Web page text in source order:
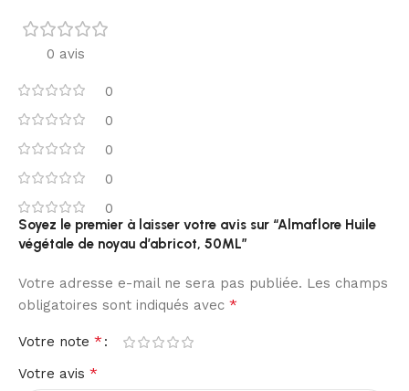
0 avis
0
0
0
0
0
Soyez le premier à laisser votre avis sur “Almaflore Huile
végétale de noyau d’abricot, 50ML”
Votre adresse e-mail ne sera pas publiée. Les champs
obligatoires sont indiqués avec *
Votre note *
Votre avis *